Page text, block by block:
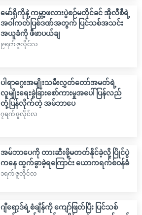
မော်ရိုကိုနဲ့ ကမ္ဘာ့ဖလားပွဲစဉ်မတိုင်ခင် အိုလီစီရဲ့
အဝါကတ်ပြစ်ဒဏ်အတွက် ပြင်သစ်အသင်း
အယူခံကို ဖီဖာပယ်ချ
၉ရက် ဇူလိုင်လ
ပါရာဂွေးအမျိုးသမီးလွှတ်တော်အမတ်ရဲ့
လူမျိုးရေးခွဲခြားစော်ကားမှုအပေါ် ပြန်လည်
တုံ့ပြန်လိုက်တဲ့ အမ်ဘာပေ
၇ရက် ဇူလိုင်လ
အမ်ဘာပေကို တားဆီးဖို့မတတ်နိုင်ခဲ့လို့ ပြိုင်ပွဲ
ကနေ ထွက်ခွာခဲ့ရကြောင်း ယောကရက်စ်ဝန်ခံ
၁ရက် ဇူလိုင်လ
ဂျီရော့ဒ်ရဲ့စံချိန်ကို ကျော်ဖြတ်ပြီး ပြင်သစ်